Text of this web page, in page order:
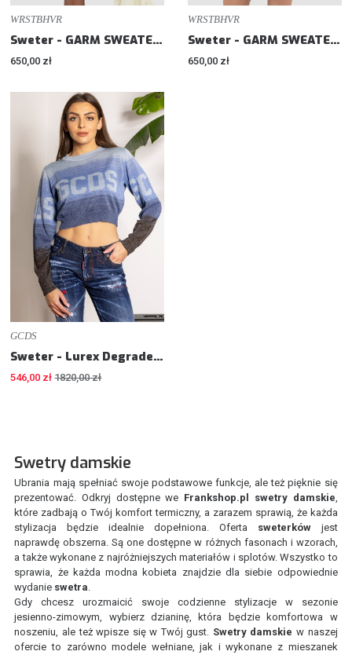
WRSTBHVR
Sweter - GARM SWEATER - Relaxed fit
650,00 zł
WRSTBHVR
Sweter - GARM SWEATER - Relaxed fit
650,00 zł
GCDS
Sweter - Lurex Degrade Logo - Cropped fit
546,00 zł 1820,00 zł
Swetry damskie
Ubrania mają spełniać swoje podstawowe funkcje, ale też pięknie się
prezentować. Odkryj dostępne we Frankshop.pl swetry damskie,
które zadbają o Twój komfort termiczny, a zarazem sprawią, że każda
stylizacja będzie idealnie dopełniona. Oferta sweterkówjest
naprawdę obszerna. Są one dostępne w różnych fasonach i wzorach,
a także wykonane z najróżniejszych materiałów i splotów. Wszystko to
sprawia, że każda modna kobieta znajdzie dla siebie odpowiednie
wydanie swetra.
Gdy chcesz urozmaicić swoje codzienne stylizacje w sezonie
jesienno-zimowym, wybierz dzianinę, która będzie komfortowa w
noszeniu, ale też wpisze się w Twój gust. Swetry damskie w naszej
ofercie to zarówno modele wełniane, jak i wykonane z mieszanek